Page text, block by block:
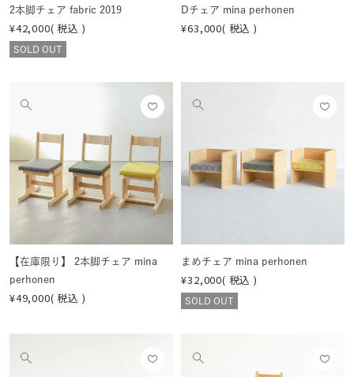
2本脚チェア fabric 2019
¥42,000 税込
SOLD OUT
Dチェア mina perhonen
¥63,000 税込
他
像
を
見
【在庫限り】 2本脚チェア mina
perhonen
¥49,000 税込
お気
りに
登録
する
他
画
像
を
まめチェア mina perhonen
¥32,000 税込
SOLD OUT
お気
登録
する
他
お気
他
お気